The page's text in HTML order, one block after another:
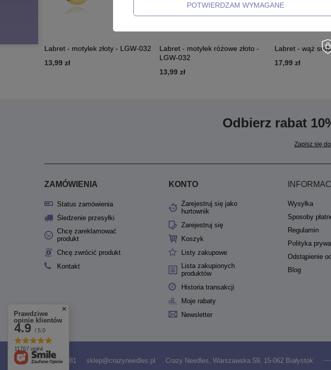
Labret - motylek złoty - LGW-032
13,99 zł
Labret - motylek różowe złoto -
LGW-032
13,99 zł
Labret - wąż
17,99 zł
Odbierz rabat
Zapisz się
ZAMÓWIENIA
Status zamówienia
Śledzenie przesyłki
Chcę zareklamować
produkt
Chcę zwrócić produkt
Kontakt
KONTO
Zarejestruj się jako
hurtownik
Zarejestruj się
Koszyk
Listy zakupowe
Lista zakupionych
produktów
Historia transakcji
Moje rabaty
Newsletter
Wysyłka
Sposoby
Regulamin
Polityka
Odstąpienie
Blog
531958481 sklep@crazyneedles.pl Crazy Needles Warszawska 59 15-062 Białystok
Prawdziwe
opinie klientów
4.9 / 5.0
11767 opinii
POTWIERDZAM WYMAGANE